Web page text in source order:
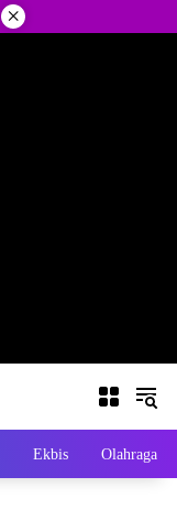
×
Ekbis Olahraga